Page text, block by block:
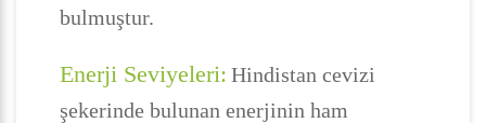
bulmuştur.
Enerji Seviyeleri: Hindistan cevizi
şekerinde bulunan enerjinin ham